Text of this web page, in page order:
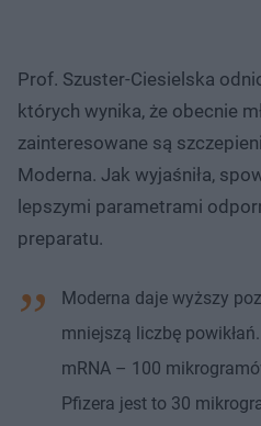
Prof. Szuster-Ciesielska
których wynika, że obecnie
zainteresowane są
Moderna. Jak wyjaśniła,
lepszymi parametrami
preparatu.
Moderna daje wyższy
mniejszą liczbę
mRNA – 100
Pfizera jest to 30